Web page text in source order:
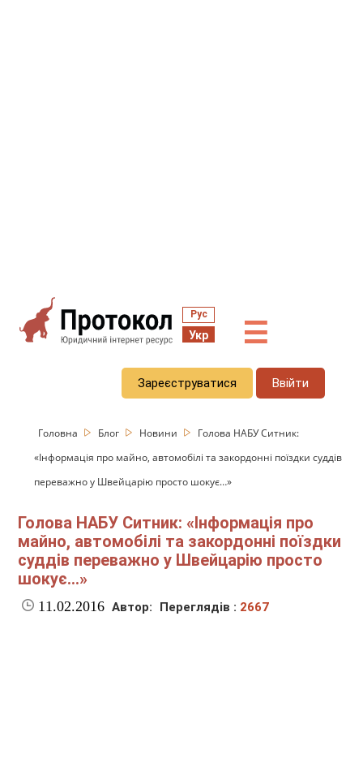
Рус
Укр ☰
Зареєструватися Ввійти
Головна Блог Новини
Голова НАБУ Ситник:
«Інформація про майно, автомобілі та закордонні поїздки суддів
переважно у Швейцарію просто шокує…»
Голова НАБУ Ситник: «Інформація про
майно, автомобілі та закордонні поїздки
суддів переважно у Швейцарію просто
шокує…»
11.02.2016 Автор: Переглядів : 2667